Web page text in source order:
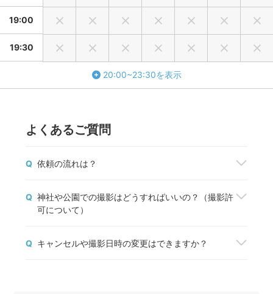
た際には、当日の無断でのキャンセルと見なさせて頂き私も
撤収させて頂きます。
その場合の撮影料は発生致します。ご留意下さい。
撮影し残す写真はそこにいる全員で作りあげるものと考えて
特に七五三などのお子様メインでの撮影は同行する大人たち
していますとその雰囲気はお子様メインの撮影でも必ず写真
に残ると考えています。
るお祝い事を皆で暖かく喜び合う、その様なお気持ちで撮影
かくなりいつまでも飾られるものになり得ます。
より良い写真をご希望される方は、ご依頼者様、そして同行
協力をお願い致します。
19:00
19:30
20:00~23:30を表示
よくあるご質問
Q 依頼の流れは？
ら、「予約する」ボタンから撮影を申込みましょ
う。fotowaから撮影契約成立のメールが届いた
予約前に質問や相談しておきたいことがある場合
は、「質問する」ボタンからフォトグラファーと1
Q 神社や公園での撮影はどうすればいいの？（撮影許
可について）
方に必ずご確認をお願いします。
Q キャンセルや撮影日時の変更はできますか？